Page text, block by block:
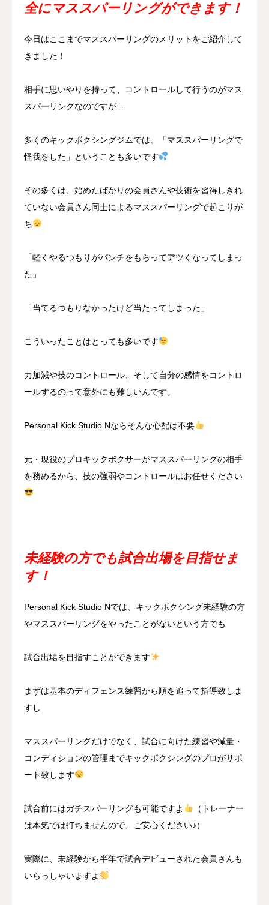
全にマススパーリングができます！
今日はここまでマススパーリングのメリットをご紹介して
きました！
相手に思いやりを持って、コントロールして行うのがマス
スパーリングなのですが…
多くのキックボクシングジムでは、「マススパーリングで
怪我をした」ということも多いです
その多くは、始めたばかりの会員さんや技術を習得しきれ
ていない会員さん同士によるマススパーリングで起こりが
ち
「軽くやるつもりがパンチをもらってアツくなってしまっ
た」
「当てるつもりなかったけど当たってしまった」
こういったことはとっても多いです
力加減や技のコントロール、そして自分の感情をコントロ
ールするのって意外にも難しいんです。
Personal Kick Studio Nならそんな心配は不要
元・現役のプロキックボクサーがマススパーリングの相手
を務めるから、技の強弱やコントロールはお任せください
未経験の方でも試合出場を目指せま
す！
Personal Kick Studio Nでは、キックボクシング未経験の方
やマススパーリングをやったことがないという方でも
試合出場を目指すことができます
まずは基本のディフェンス練習から順を追って指導致しま
すし
マススパーリングだけでなく、試合に向けた練習や減量・
コンディションの管理までキックボクシングのプロがサポ
ート致します
試合前にはガチスパーリングも可能ですよ
（トレーナー
は本気では打ちませんので、ご安心ください♪）
実際に、未経験から半年で試合デビューされた会員さんも
いらっしゃいますよ